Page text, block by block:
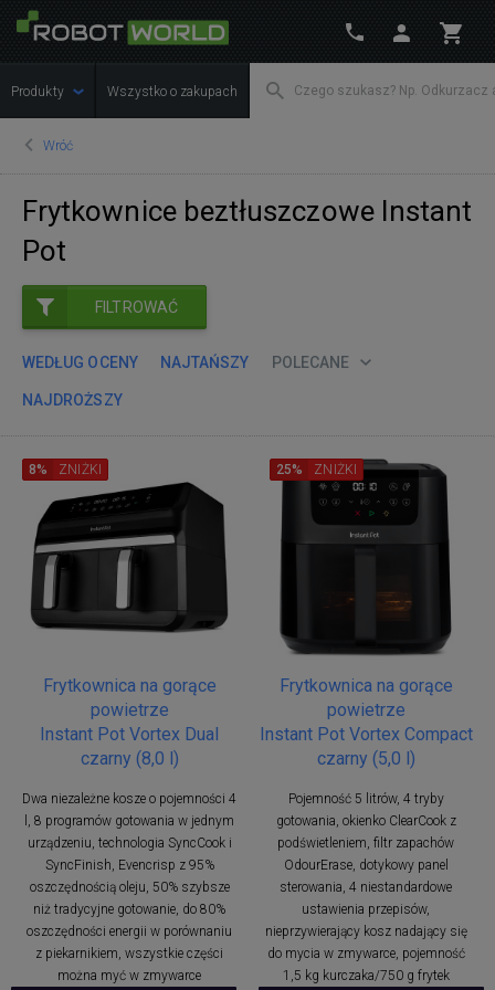
Produkty Wszystko o zakupach
Wróć
Frytkownice beztłuszczowe Instant
Pot
FILTROWAĆ
WEDŁUG OCENY NAJTAŃSZY POLECANE
NAJDROŻSZY
Frytkownica na gorące
powietrze
Instant Pot Vortex Dual
czarny (8,0 l)
Dwa niezależne kosze o pojemności 4
l, 8 programów gotowania w jednym
urządzeniu, technologia SyncCook i
SyncFinish, Evencrisp z 95%
oszczędnością oleju, 50% szybsze
niż tradycyjne gotowanie, do 80%
oszczędności energii w porównaniu
z piekarnikiem, wszystkie części
można myć w zmywarce
8% ZNIŻKI
Frytkownica na gorące
powietrze
Instant Pot Vortex Compact
czarny (5,0 l)
Pojemność 5 litrów, 4 tryby
gotowania, okienko ClearCook z
podświetleniem, filtr zapachów
OdourErase, dotykowy panel
sterowania, 4 niestandardowe
ustawienia przepisów,
nieprzywierający kosz nadający się
do mycia w zmywarce, pojemność
1,5 kg kurczaka/750 g frytek
25% ZNIŻKI